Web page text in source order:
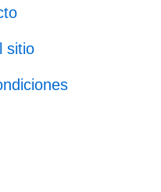
sitio